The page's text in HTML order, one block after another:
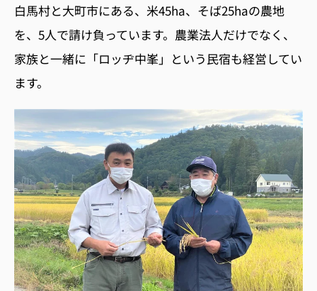
白馬村と大町市にある、米45ha、そば25haの農地
を、5人で請け負っています。農業法人だけでなく、
家族と一緒に「ロッヂ中峯」という民宿も経営してい
ます。